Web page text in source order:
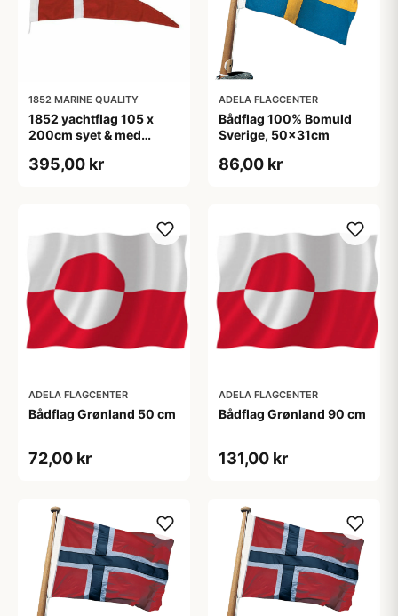
1852 MARINE QUALITY
1852 yachtflag 105 x
200cm syet & med
395,00 kr
ADELA FLAGCENTER
Bådflag 100% Bomuld
Sverige, 50x31cm
86,00 kr
ADELA FLAGCENTER
Bådflag Grønland 50 cm
72,00 kr
ADELA FLAGCENTER
Bådflag Grønland 90 cm
131,00 kr